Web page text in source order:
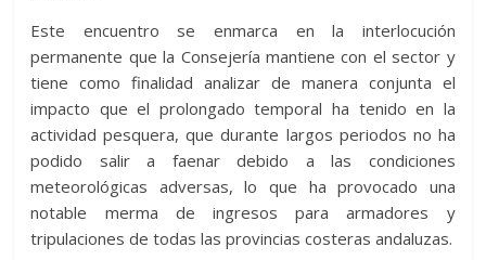
Este encuentro se enmarca en la interlocución
permanente que la Consejería mantiene con el sector y
tiene como finalidad analizar de manera conjunta el
impacto que el prolongado temporal ha tenido en la
actividad pesquera, que durante largos periodos no ha
podido salir a faenar debido a las condiciones
meteorológicas adversas, lo que ha provocado una
notable merma de ingresos para armadores y
tripulaciones de todas las provincias costeras andaluzas.